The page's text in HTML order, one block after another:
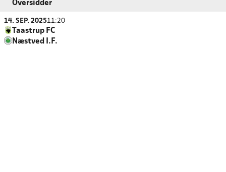
Oversidder
14. SEP. 202511:20
Taastrup FC
Næstved I.F.